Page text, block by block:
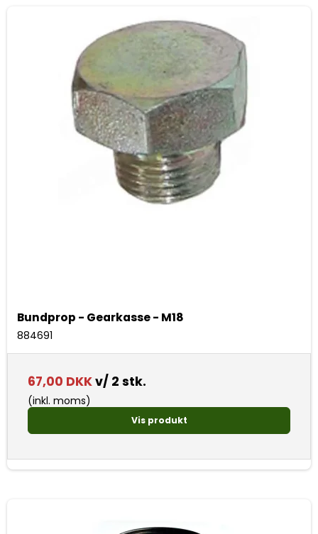
Bundprop - Gearkasse - M18
884691
67,00 DKKv/ 2 stk.
(inkl. moms)
Vis produkt